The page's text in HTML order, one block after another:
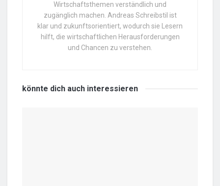
Wirtschaftsthemen verständlich und
zugänglich machen. Andreas Schreibstil ist
klar und zukunftsorientiert, wodurch sie Lesern
hilft, die wirtschaftlichen Herausforderungen
und Chancen zu verstehen.
könnte dich auch interessieren